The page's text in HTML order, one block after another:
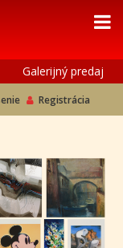
Galerijný predaj
Registrácia